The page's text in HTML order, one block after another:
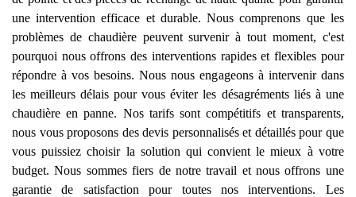
une intervention efficace et durable. Nous comprenons que les
problèmes de chaudière peuvent survenir à tout moment, c'est
pourquoi nous offrons des interventions rapides et flexibles pour
répondre à vos besoins. Nous nous engageons à intervenir dans
les meilleurs délais pour vous éviter les désagréments liés à une
chaudière en panne. Nos tarifs sont compétitifs et transparents,
nous vous proposons des devis personnalisés et détaillés pour que
vous puissiez choisir la solution qui convient le mieux à votre
budget. Nous sommes fiers de notre travail et nous offrons une
garantie de satisfaction pour toutes nos interventions. Les